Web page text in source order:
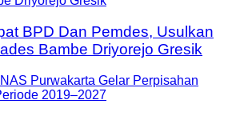
BPD Dan Pemdes, Usulkan
Bambe Driyorejo Gresik